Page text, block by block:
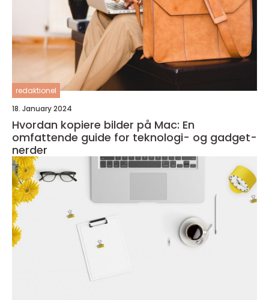
redaktionel
18. January 2024
Hvordan kopiere bilder på Mac: En
omfattende guide for teknologi- og gadget-
nerder